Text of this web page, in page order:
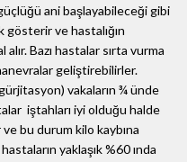
ani başlayabileceği gibi
gösterir ve hastalığın
Bazı hastalar sırta vurma
geliştirebilirler.
vakaların ¾ ünde
iştahları iyi olduğu halde
bu durum kilo kaybına
yaklaşık %60 ında